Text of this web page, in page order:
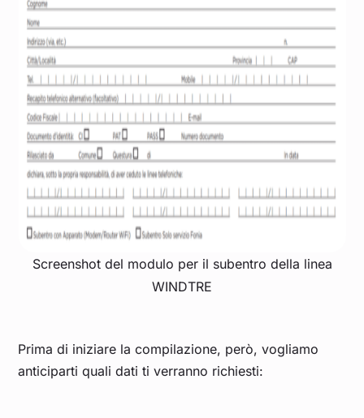
Screenshot del modulo per il subentro della linea
WINDTRE
Prima di iniziare la compilazione, però, vogliamo
anticiparti quali dati ti verranno richiesti: